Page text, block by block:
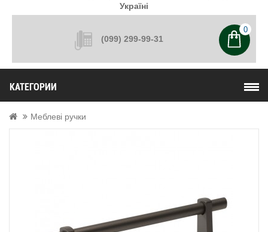
Україні
(099) 299-99-31
0
КАТЕГОРИИ
Меблеві ручки